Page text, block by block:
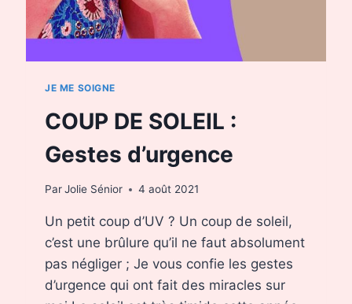
JE ME SOIGNE
COUP DE SOLEIL :
Gestes d’urgence
ParJolie Sénior 4 août 2021
Un petit coup d’UV ? Un coup de soleil,
c’est une brûlure qu’il ne faut absolument
pas négliger ; Je vous confie les gestes
d’urgence qui ont fait des miracles sur